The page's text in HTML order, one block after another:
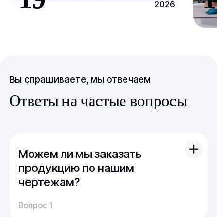
2026
Вы спрашиваете, мы отвечаем
Ответы на частые вопросы
Можем ли мы заказать
продукцию по нашим
чертежам?
Вы можете отправить свой чертеж/проект
(в т.ч. примерный) с техническим заданием.
Вопрос 1